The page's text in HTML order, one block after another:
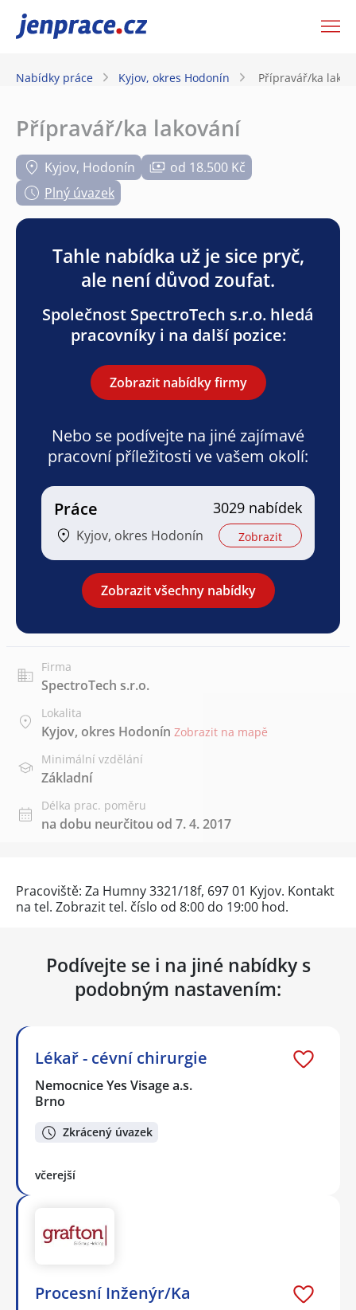
JenPráce.cz
Nabídky práce Kyjov, okres Hodonín Přípravář/ka
Přípravář/ka lakování
Kyjov, Hodonín
od 18.500 Kč
Plný úvazek
Tahle nabídka už je sice pryč,
ale není důvod zoufat.
Společnost SpectroTech s.r.o. hledá
pracovníky i na další pozice:
Zobrazit nabídky firmy
Nebo se podívejte na jiné zajímavé
pracovní příležitosti ve vašem okolí:
Práce
Kyjov, okres Hodonín
3029 nabídek
Zobrazit
Zobrazit všechny nabídky
Firma
SpectroTech s.r.o.
Lokalita
Kyjov, okres Hodonín Zobrazit na mapě
Minimální vzdělání
Základní
Délka prac. poměru
na dobu neurčitou od 7. 4. 2017
Pracoviště: Za Humny 3321/18f, 697 01 Kyjov. Kontakt
na tel. Zobrazit tel. číslo od 8:00 do 19:00 hod.
Podívejte se i na jiné nabídky s
podobným nastavením:
Lékař - cévní chirurgie
Nemocnice Yes Visage a.s.
Brno
Zkrácený úvazek
včerejší
Procesní Inženýr/Ka